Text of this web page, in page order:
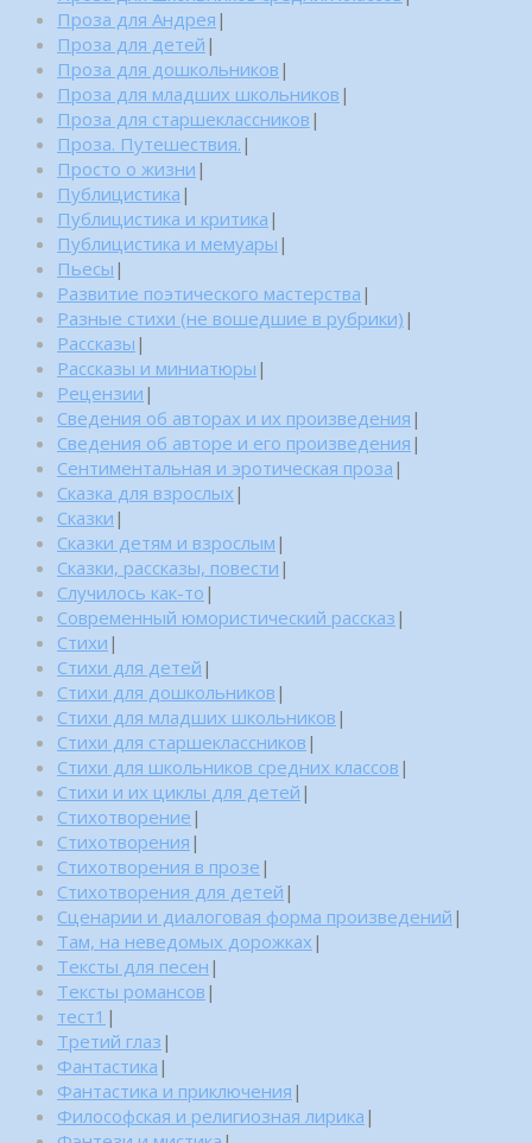
Проза для Андрея |
Проза для детей |
Проза для дошкольников |
Проза для младших школьников |
Проза для старшеклассников |
Проза. Путешествия. |
Просто о жизни |
Публицистика |
Публицистика и критика |
Публицистика и мемуары |
Пьесы |
Развитие поэтического мастерства |
Разные стихи (не вошедшие в рубрики) |
Рассказы |
Рассказы и миниатюры |
Рецензии |
Сведения об авторах и их произведения |
Сведения об авторе и его произведения |
Сентиментальная и эротическая проза |
Сказка для взрослых |
Сказки |
Сказки детям и взрослым |
Сказки, рассказы, повести |
Случилось как-то |
Современный юмористический рассказ |
Стихи |
Стихи для детей |
Стихи для дошкольников |
Стихи для младших школьников |
Стихи для старшеклассников |
Стихи для школьников средних классов |
Стихи и их циклы для детей |
Стихотворение |
Стихотворения |
Стихотворения в прозе |
Стихотворения для детей |
Сценарии и диалоговая форма произведений |
Там, на неведомых дорожках |
Тексты для песен |
Тексты романсов |
тест1 |
Третий глаз |
Фантастика |
Фантастика и приключения |
Философская и религиозная лирика |